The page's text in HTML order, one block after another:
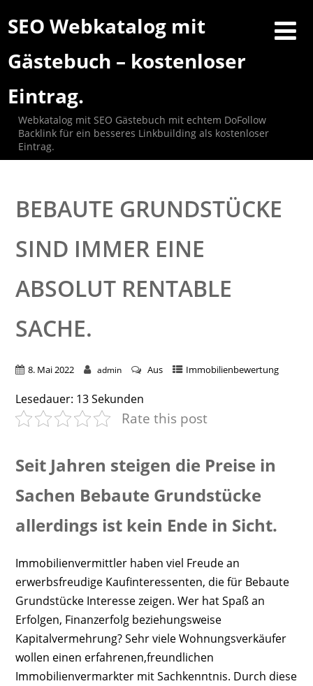
SEO Webkatalog mit
Gästebuch – kostenloser
Eintrag.
Webkatalog mit SEO Gästebuch mit echtem DoFollow
Backlink für ein besseres Linkbuilding als kostenloser
Eintrag.
BEBAUTE GRUNDSTÜCKE
SIND IMMER EINE
ABSOLUT RENTABLE
SACHE.
8. Mai 2022 admin Aus Immobilienbewertung
Lesedauer: 13Sekunden
Rate this post
Seit Jahren steigen die Preise in
Sachen Bebaute Grundstücke
allerdings ist kein Ende in Sicht.
Immobilienvermittler haben viel Freude an
erwerbsfreudige Kaufinteressenten, die für Bebaute
Grundstücke Interesse zeigen. Wer hat Spaß an
Erfolgen, Finanzerfolg beziehungsweise
Kapitalvermehrung? Sehr viele Wohnungsverkäufer
wollen einen erfahrenen,freundlichen
Immobilienvermarkter mit Sachkenntnis. Durch diese